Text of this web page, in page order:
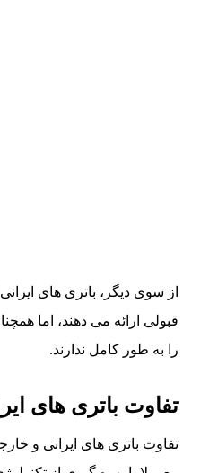
از سوی دیگر، باتری های
قبولی ارائه می دهند، اما
را به طور کامل ندارند.
تفاوت باتری های
تفاوت باتری های ایرانی و